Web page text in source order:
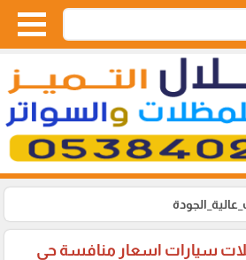
سيارات اسعار منافسة حي